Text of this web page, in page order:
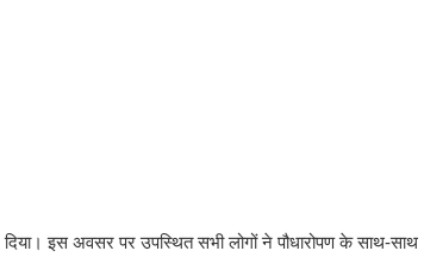
दिया। इस अवसर पर उपस्थित सभी लोगों ने पौधारोपण के साथ-साथ